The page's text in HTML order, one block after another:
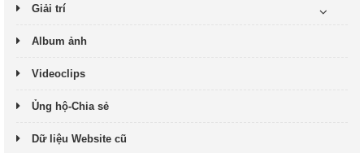
Giải trí
Album ảnh
Videoclips
Ủng hộ-Chia sẻ
Dữ liệu Website cũ